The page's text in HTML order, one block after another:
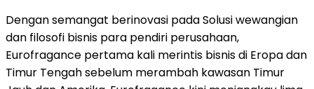
Dengan semangat berinovasi pada Solusi wewangian
dan filosofi bisnis para pendiri perusahaan,
Eurofragance pertama kali merintis bisnis di Eropa dan
Timur Tengah sebelum merambah kawasan Timur